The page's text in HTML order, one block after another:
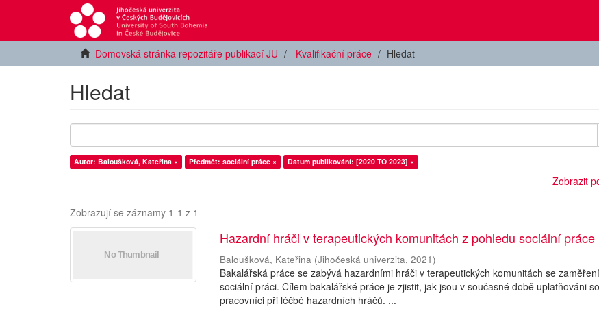
Domovská stránka repozitáře publikací JU Kvalifikační práce Hledat
Hledat
Autor: Baloušková, Kateřina × Předmět: sociální práce × Datum publikování: [2020 TO 2023] ×
Zobrazit
Zobrazují se záznamy 1-1 z 1
Hazardní hráči v terapeutických komunitách z pohledu sociální práce
Baloušková, Kateřina (Jihočeská univerzita,2021)
Bakalářská práce se zabývá hazardními hráči v terapeutických komunitách se
sociální práci. Cílem bakalářské práce je zjistit, jak jsou v současné době uplatňováni
pracovníci při léčbě hazardních hráčů. ...